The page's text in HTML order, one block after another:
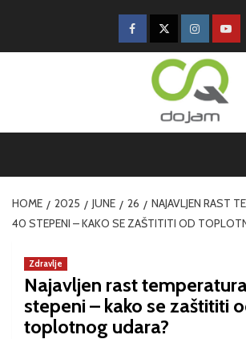
HOME 2025 JUNE 26
NAJAVLJEN RAST
40 STEPENI – KAKO SE ZAŠTITITI OD
Zdravlje
Najavljen rast
stepeni – kako se zaštititi
toplotnog udara?